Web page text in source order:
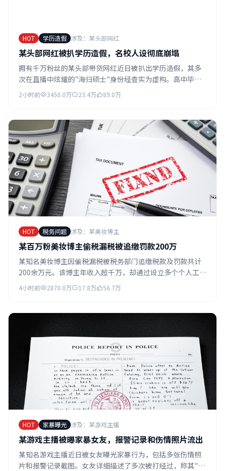
HOT 学历造假 涉及：某头部网红
某头部网红被扒学历造假，名校人设彻底崩塌
拥有千万粉丝的某头部带货网红近日被扒出学历造假，其多
次在直播中炫耀的"海归硕士"身份经查实为虚构。高中毕业
的她通过包装团队精心打造了学霸人设，成功收割了大量粉
2小时前 3450.0万 23.4万 89.0万
HOT 税务问题 涉及：某美妆博主
某百万粉美妆博主偷税漏税被追缴罚款200万
某知名美妆博主因偷税漏税被税务部门追缴税款及罚款共计
200余万元。该博主年收入超千万，却通过设立多个个人工作
室的方式逃避纳税义务。事件曝光后其多个账号被平台限制
4小时前 2870.0万 17.8万 56.7万
HOT 家暴曝光 涉及：某游戏主播
某游戏主播被曝家暴女友，报警记录和伤情照片流出
某知名游戏主播近日被女友曝光家暴行为，包括多张伤情照
片和报警记录截图。女友详细描述了多次被打经过，称其"控